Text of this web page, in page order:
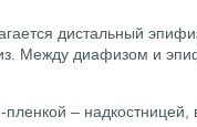
дистальный
Между диафизом и
– надкостницей,